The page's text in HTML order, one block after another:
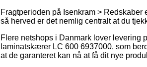
Fragtperioden på Isenkram >
så herved er det nemlig centralt at du
Flere netshops i Danmark lover levering
laminatskærer LC 600 6937000, som
at de garanteret kan nå at få dit nye